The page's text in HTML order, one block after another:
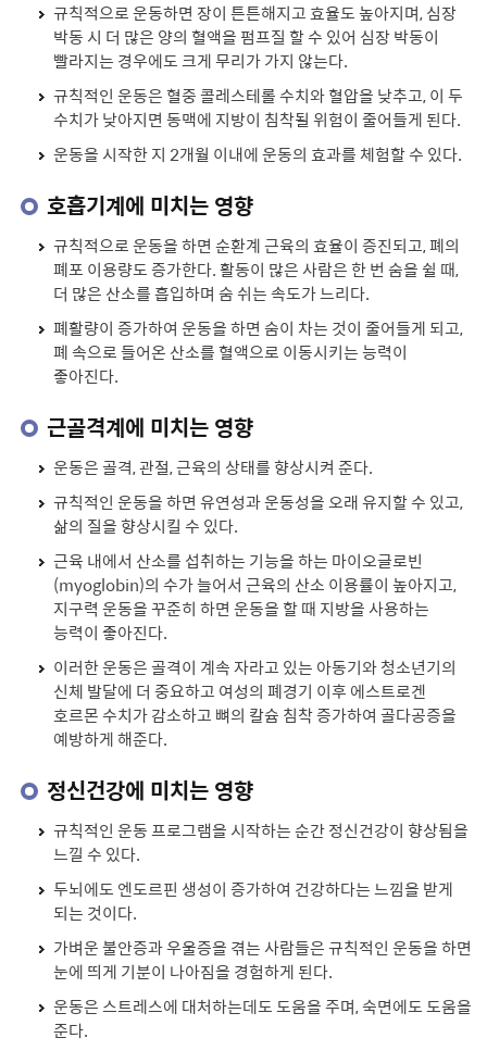
규칙적으로 운동하면 장이 튼튼해지고 효율도 높아지며, 심장
박동 시 더 많은 양의 혈액을 펌프질 할 수 있어 심장 박동이
빨라지는 경우에도 크게 무리가 가지 않는다.
규칙적인 운동은 혈중 콜레스테롤 수치와 혈압을 낮추고, 이 두
수치가 낮아지면 동맥에 지방이 침착될 위험이 줄어들게 된다.
운동을 시작한 지 2개월 이내에 운동의 효과를 체험할 수 있다.
호흡기계에 미치는 영향
규칙적으로 운동을 하면 순환계 근육의 효율이 증진되고, 폐의
폐포 이용량도 증가한다. 활동이 많은 사람은 한 번 숨을 쉴 때,
더 많은 산소를 흡입하며 숨 쉬는 속도가 느리다.
폐활량이 증가하여 운동을 하면 숨이 차는 것이 줄어들게 되고,
폐 속으로 들어온 산소를 혈액으로 이동시키는 능력이
좋아진다.
근골격계에 미치는 영향
운동은 골격, 관절, 근육의 상태를 향상시켜 준다.
규칙적인 운동을 하면 유연성과 운동성을 오래 유지할 수 있고,
삶의 질을 향상시킬 수 있다.
근육 내에서 산소를 섭취하는 기능을 하는 마이오글로빈
(myoglobin)의 수가 늘어서 근육의 산소 이용률이 높아지고,
지구력 운동을 꾸준히 하면 운동을 할 때 지방을 사용하는
능력이 좋아진다.
이러한 운동은 골격이 계속 자라고 있는 아동기와 청소년기의
신체 발달에 더 중요하고 여성의 폐경기 이후 에스트로겐
호르몬 수치가 감소하고 뼈의 칼슘 침착 증가하여 골다공증을
예방하게 해준다.
정신건강에 미치는 영향
규칙적인 운동 프로그램을 시작하는 순간 정신건강이 향상됨을
느낄 수 있다.
두뇌에도 엔도르핀 생성이 증가하여 건강하다는 느낌을 받게
되는 것이다.
가벼운 불안증과 우울증을 겪는 사람들은 규칙적인 운동을 하면
눈에 띄게 기분이 나아짐을 경험하게 된다.
운동은 스트레스에 대처하는데도 도움을 주며, 숙면에도 도움을
준다.